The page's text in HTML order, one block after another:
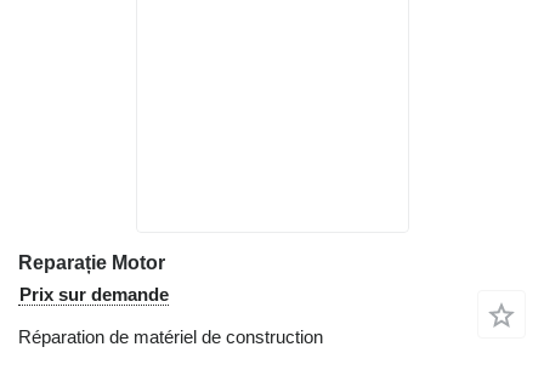
Reparație Motor
Prix sur demande
Réparation de matériel de construction